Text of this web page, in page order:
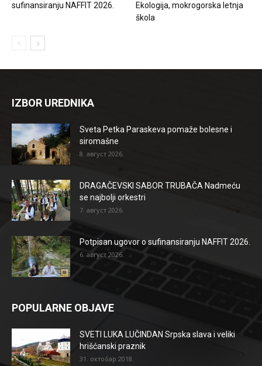
sufinansiranju NAFFIT 2026.
Ekologija, mokrogorska letnja
škola
IZBOR UREDNIKA
Sveta Petka Paraskeva pomaže bolesne i
siromašne
8. август 2026.
DRAGAČEVSKI SABOR TRUBAČA Nadmeću
se najbolji orkestri
7. август 2026.
Potpisan ugovor o sufinansiranju NAFFIT 2026.
6. август 2026.
POPULARNE OBJAVE
SVETI LUKA LUČINDAN Srpska slava i veliki
hrišćanski praznik
31. октобар 2018.